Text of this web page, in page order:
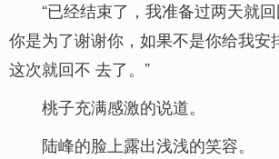
“已经结束了，我准备过两天就
你是为了谢谢你，如果不是你给我安
这次就回不 去了。”
桃子充满感激的说道。
陆峰的脸上露出浅浅的笑容。